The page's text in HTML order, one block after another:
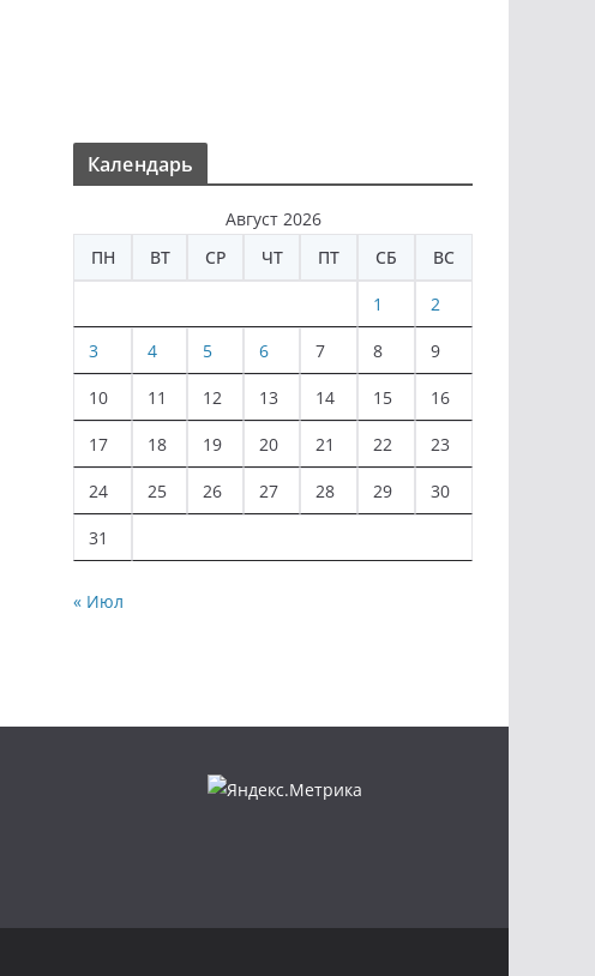
Календарь
Август 2026
ПН
ВТ СР ЧТ ПТ СБ ВС
1 2
3 4 5 6 7 8 9
10 11 12 13 14 15 16
17 18 19 20 21 22 23
24 25 26 27 28 29 30
31
« Июл